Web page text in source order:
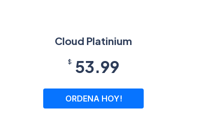
Cloud Platinium
$ 53.99
ORDENA HOY!